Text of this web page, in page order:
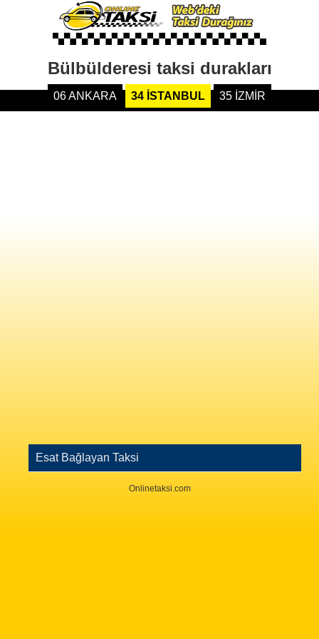
Bülbülderesi taksi durakları
06 ANKARA 34 İSTANBUL 35 İZMİR
Esat Bağlayan Taksi
Onlinetaksi.com